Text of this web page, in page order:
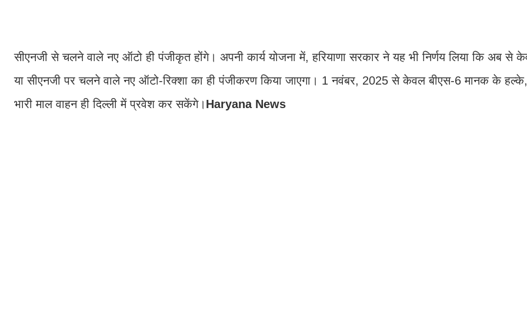
सीएनजी से चलने वाले नए ऑटो ही पंजीकृत होंगे। अपनी कार्य योजना में, हरियाणा सरकार ने यह भी निर्णय लिया कि अब से
या सीएनजी पर चलने वाले नए ऑटो-रिक्शा का ही पंजीकरण किया जाएगा। 1 नवंबर, 2025 से केवल बीएस-6 मानक के
भारी माल वाहन ही दिल्ली में प्रवेश कर सकेंगे। Haryana News